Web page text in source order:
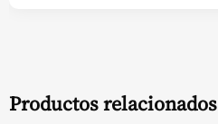
Productos relacionados